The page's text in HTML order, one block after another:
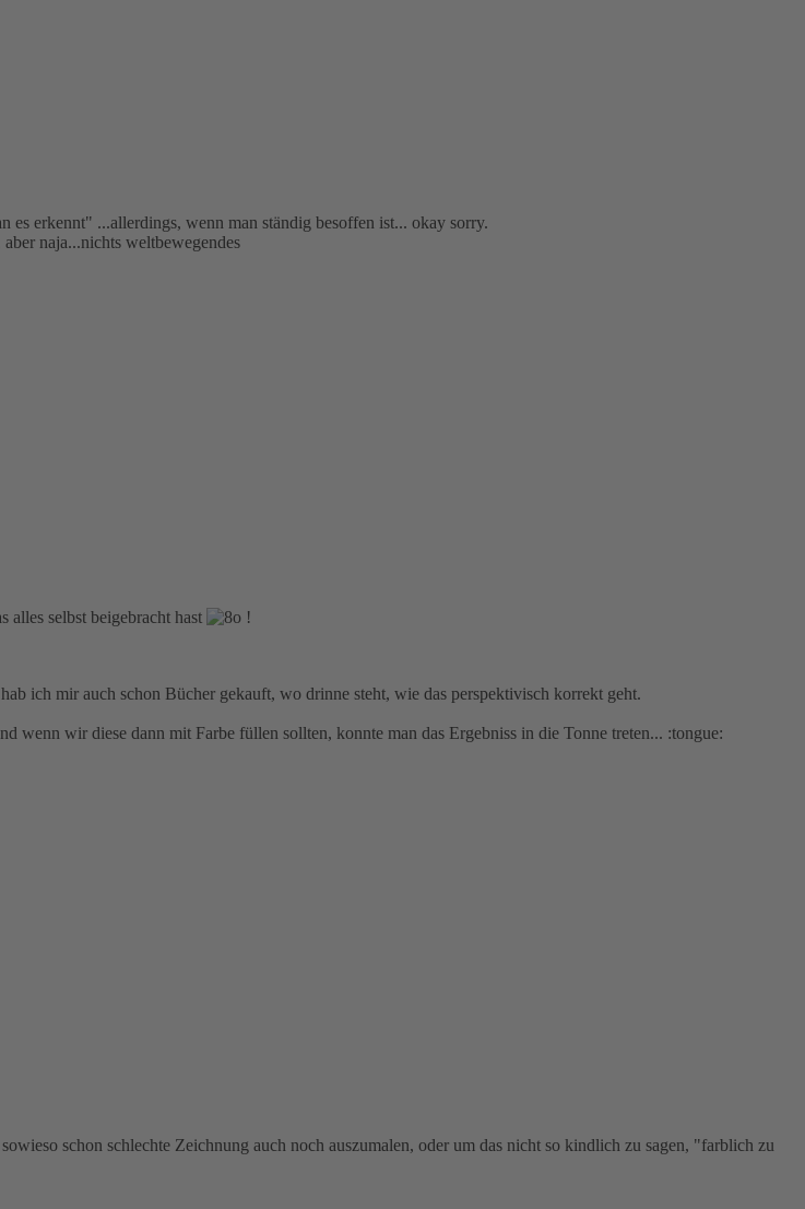
es erkennt" ...allerdings, wenn man ständig besoffen ist... okay sorry.
naja...nichts weltbewegendes
alles selbst beigebracht hast
!
ich mir auch schon Bücher gekauft, wo drinne steht, wie das perspektivisch korrekt geht.
wenn wir diese dann mit Farbe füllen sollten, konnte man das Ergebniss in die Tonne treten... :tongue:
schon schlechte Zeichnung auch noch auszumalen, oder um das nicht so kindlich zu sagen, "farblich zu